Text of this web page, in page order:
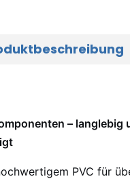
– langlebig
PVC für